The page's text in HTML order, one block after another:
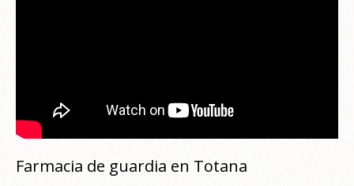
Farmacia de guardia en Totana